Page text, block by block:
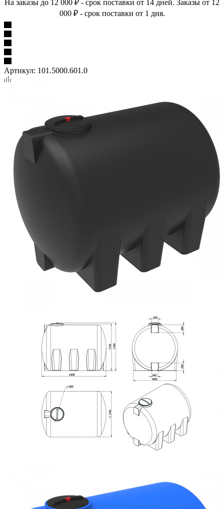
На заказы до 12 000 ₽ - срок поставки от 14 дней. Заказы от 12
000 ₽ - срок поставки от 1 дня.
Артикул: 101.5000.601.0